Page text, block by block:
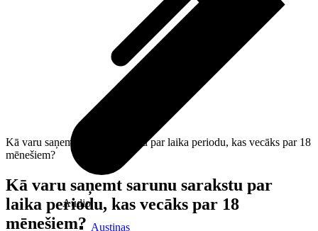
Audio
Austiņas
Kā varu saņemt sarunu sarakstu par laika periodu, kas vecāks par 18
mēnešiem?
Kā varu saņemt sarunu sarakstu par
laika periodu, kas vecāks par 18
mēnešiem?